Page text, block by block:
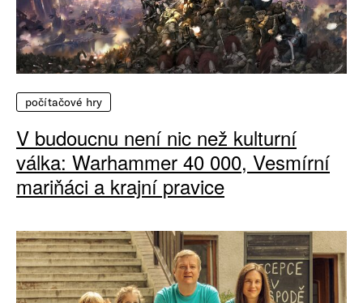
počítačové hry
V budoucnu není nic než kulturní
válka: Warhammer 40 000, Vesmírní
mariňáci a krajní pravice